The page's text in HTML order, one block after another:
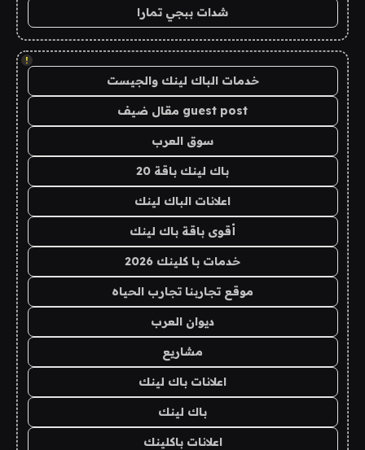
شدات ببجي تمارا
!
خدمات الباك لينك والجيست
guest post مقال ضيف
سوق العرب
باك لينك باقة 20
اعلانات الباك لينك
أقوى باقة باك لينك
خدمات با كلينك 2026
موقع تجاربنا تجارب الحياه
ديوان العرب
مشاريع
اعلانات باك لينك
باك لينك
اعلانات باكلينك